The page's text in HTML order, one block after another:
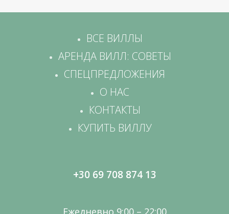
ВСЕ ВИЛЛЫ
АРЕНДА ВИЛЛ: СОВЕТЫ
СПЕЦПРЕДЛОЖЕНИЯ
О НАС
КОНТАКТЫ
КУПИТЬ ВИЛЛУ
+30 69 708 874 13
Ежедневно 9:00 – 22:00